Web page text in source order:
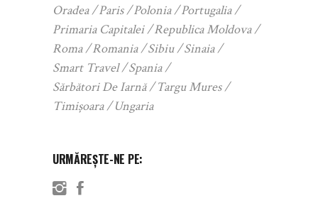
Oradea
Paris Polonia
Portugalia
Primaria Capitalei
Republica Moldova
Roma
Romania Sibiu
Sinaia
Smart Travel
Spania
Sărbători De Iarnă
Targu Mures
Timișoara
Ungaria
URMĂREȘTE-NE PE: